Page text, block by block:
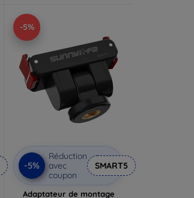
-5%
-5%
Réduction
avec
coupon
SMART5
Adaptateur de montage